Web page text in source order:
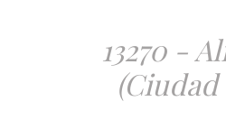
13270 -
(Ciudad